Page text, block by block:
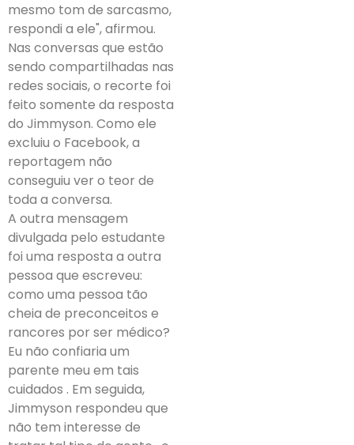
mesmo tom de sarcasmo,
respondi a ele", afirmou.
Nas conversas que estão
sendo compartilhadas nas
redes sociais, o recorte foi
feito somente da resposta
do Jimmyson. Como ele
excluiu o Facebook, a
reportagem não
conseguiu ver o teor de
toda a conversa.
A outra mensagem
divulgada pelo estudante
foi uma resposta a outra
pessoa que escreveu:
como uma pessoa tão
cheia de preconceitos e
rancores por ser médico?
Eu não confiaria um
parente meu em tais
cuidados . Em seguida,
Jimmyson respondeu que
não tem interesse de